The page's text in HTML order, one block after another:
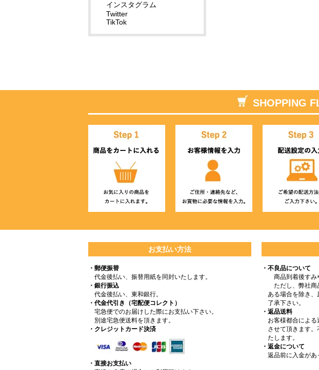
インスタグラム
Twitter
TikTok
SHOPPING
お支払い方法
・郵便振替
代金後払い、振替用紙を同封いたします。
・銀行振込
代金後払い、東和銀行。
・代金代引き（宅配便コレクト）
宅急便でのお届けした際にお支払い下さい。
別途宅急便送料を頂きます。
・クレジットカード決済
・直接お支払い
・不良品について
商品到着後すみ
ただし、弊社商
ある場合を除き
了承下さい。
・返品送料
お客様都合によ
させて頂きます
たします。
・返金について
返品前に入金があ